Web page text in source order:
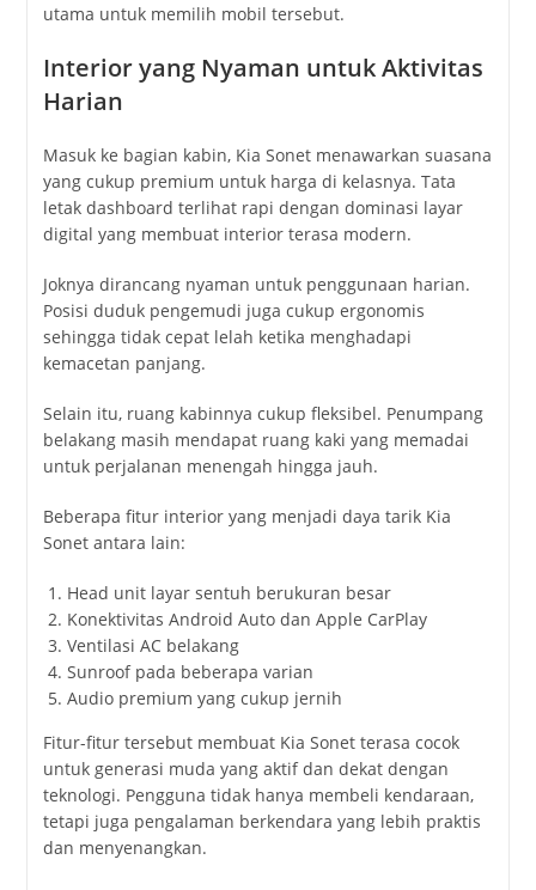
utama untuk memilih mobil tersebut.
Interior yang Nyaman untuk Aktivitas
Harian
Masuk ke bagian kabin, Kia Sonet menawarkan suasana
yang cukup premium untuk harga di kelasnya. Tata
letak dashboard terlihat rapi dengan dominasi layar
digital yang membuat interior terasa modern.
Joknya dirancang nyaman untuk penggunaan harian.
Posisi duduk pengemudi juga cukup ergonomis
sehingga tidak cepat lelah ketika menghadapi
kemacetan panjang.
Selain itu, ruang kabinnya cukup fleksibel. Penumpang
belakang masih mendapat ruang kaki yang memadai
untuk perjalanan menengah hingga jauh.
Beberapa fitur interior yang menjadi daya tarik Kia
Sonet antara lain:
Head unit layar sentuh berukuran besar
Konektivitas Android Auto dan Apple CarPlay
Ventilasi AC belakang
Sunroof pada beberapa varian
Audio premium yang cukup jernih
Fitur-fitur tersebut membuat Kia Sonet terasa cocok
untuk generasi muda yang aktif dan dekat dengan
teknologi. Pengguna tidak hanya membeli kendaraan,
tetapi juga pengalaman berkendara yang lebih praktis
dan menyenangkan.